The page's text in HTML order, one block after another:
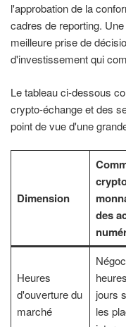
l'approbation de la
cadres de reporting.
meilleure prise de
d'investissement qui
Le tableau ci-dessous
crypto-échange et des
point de vue d'une
Dimension
des
Heures
d'ouverture du
marché
jours
les